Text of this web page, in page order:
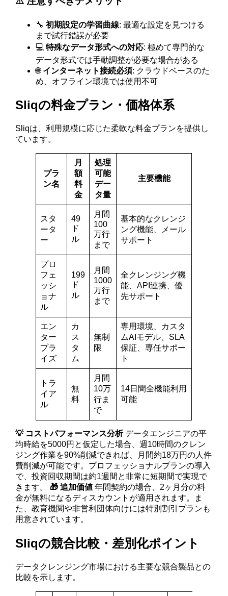
🔧初期設定の学習曲線: 最適な設定を見つける
まで試行錯誤が必要
💻特殊なデータ形式への対応: 極めて専門的な
データ形式では手動調整が必要な場合がある
🌐インターネット接続必須: クラウドベースのた
め、オフライン環境では使用不可
Sliqの料金プラン・価格体系
Sliqは、利用規模に応じた柔軟な料金プランを提供し
ています。
プラ
ン名
月
額
料
金
処理
可能
デー
タ量
主要機能
スタ
ータ
ー
49
ド
ル
月間
100
万行
まで
基本的なクレンジ
ング機能、メール
サポート
プロ
フェ
ッシ
ョナ
ル
199
ド
ル
月間
1000
万行
まで
全クレンジング機
能、API連携、優
先サポート
エン
ター
プラ
イズ
カ
ス
タ
ム
無制
限
専用環境、カスタ
ムAIモデル、SLA
保証、専任サポー
ト
トラ
イア
ル
無
料
月間
10万
行ま
で
14日間全機能利用
可能
💡 コストパフォーマンス分析データエンジニアの平
均時給を5000円と仮定した場合、週10時間のクレン
ジング作業を90%削減できれば、月間約18万円の人件
費削減が可能です。プロフェッショナルプランの導入
で、投資回収期間は約1週間と非常に短期間で実現で
きます。 🎁 追加価値 年間契約の場合、2ヶ月分の料
金が無料になるディスカウントが適用されます。ま
た、教育機関や非営利団体向けには特別割引プランも
用意されています。
Sliqの競合比較・差別化ポイント
データクレンジング市場における主要な競合製品との
比較を示します。